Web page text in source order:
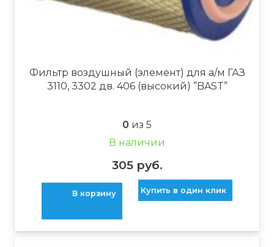
Фильтр воздушный (элемент) для а/м ГАЗ
3110, 3302 дв. 406 (высокий) ”BAST”
0 из 5
В наличии
305 руб.
В корзину Купить в один клик